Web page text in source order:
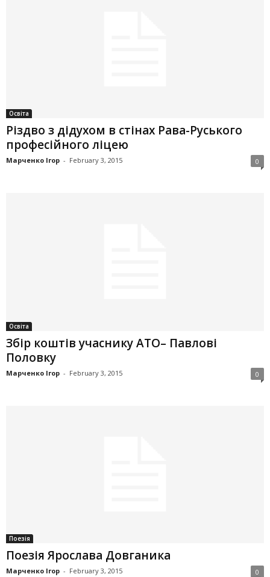
Освіта
Різдво з дідухом в стінах Рава-Руського
професійного ліцею
Марченко Ігор - February 3, 2015 0
Освіта
Збір коштів учаснику АТО– Павлові
Половку
Марченко Ігор - February 3, 2015 0
Поезія
Поезія Ярослава Довганика
Марченко Ігор - February 3, 2015 0